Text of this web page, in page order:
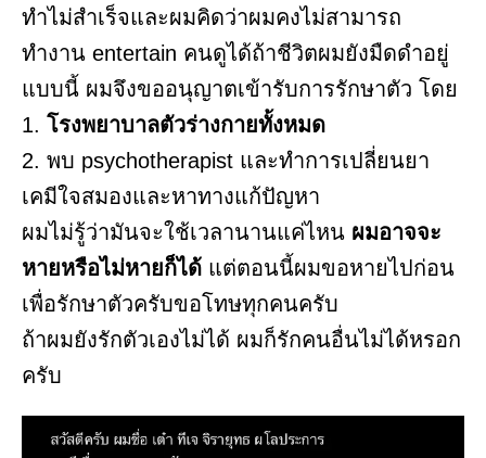
ทำไม่สำเร็จและผมคิดว่าผมคงไม่สามารถ
ทำงาน entertain คนดูได้ถ้าชีวิตผมยังมืดดำอยู่
แบบนี้ ผมจึงขออนุญาตเข้ารับการรักษาตัว โดย
1. โรงพยาบาลตัวร่างกายทั้งหมด
2. พบ psychotherapist และทำการเปลี่ยนยา
เคมีใจสมองและหาทางแก้ปัญหา
ผมไม่รู้ว่ามันจะใช้เวลานานแค่ไหน ผมอาจจะ
หายหรือไม่หายก็ได้ แต่ตอนนี้ผมขอหายไปก่อน
เพื่อรักษาตัวครับขอโทษทุกคนครับ
ถ้าผมยังรักตัวเองไม่ได้ ผมก็รักคนอื่นไม่ได้หรอก
ครับ